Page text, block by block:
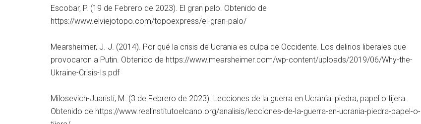
Escobar, P. (19 de Febrero de 2023). El gran palo. Obtenido de
https://www.elviejotopo.com/topoexpress/el-gran-palo/
Mearsheimer, J. J. (2014). Por qué la crisis de Ucrania es culpa de Occidente. Los delirios liberales que
provocaron a Putin. Obtenido de https://www.mearsheimer.com/wp-content/uploads/2019/06/Why-the-
Ukraine-Crisis-Is.pdf
Milosevich-Juaristi, M. (3 de Febrero de 2023). Lecciones de la guerra en Ucrania: piedra, papel o tijera.
Obtenido de https://www.realinstitutoelcano.org/analisis/lecciones-de-la-guerra-en-ucrania-piedra-papel-o-